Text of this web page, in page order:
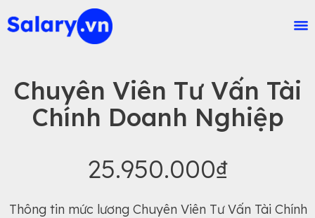
Chuyên Viên Tư Vấn Tài
Chính Doanh Nghiệp
25.950.000₫
Thông tin mức lương Chuyên Viên Tư Vấn Tài Chính